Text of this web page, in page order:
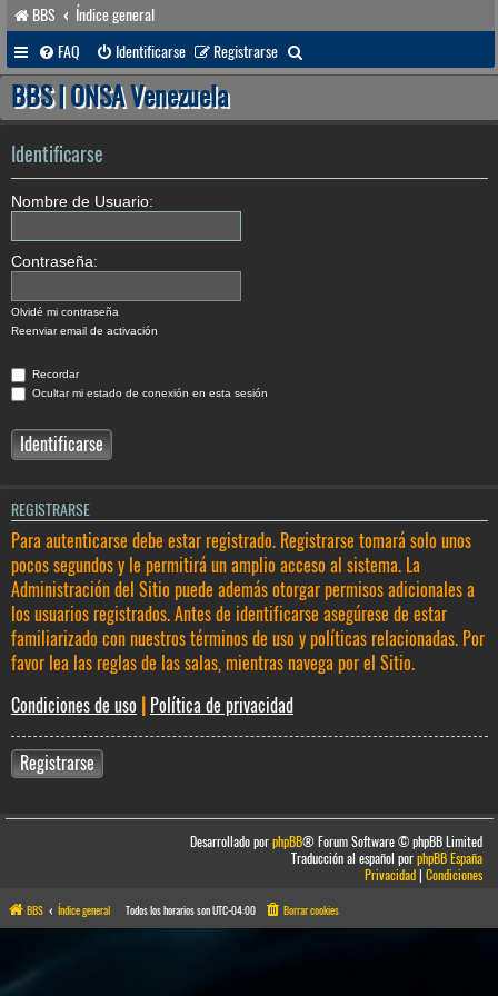
BBS
Índice general
FAQ
Identificarse Registrarse
u
a
BBS | ONSA Venezuela
Identificarse
Nombre de Usuario:
Contraseña:
Olvidé mi contraseña
Reenviar email de activación
Recordar
Ocultar mi estado de conexión en esta sesión
REGISTRARSE
Para autenticarse debe estar registrado. Registrarse tomará solo unos
pocos segundos y le permitirá un amplio acceso al sistema. La
Administración del Sitio puede además otorgar permisos adicionales a
los usuarios registrados. Antes de identificarse asegúrese de estar
familiarizado con nuestros términos de uso y políticas relacionadas. Por
favor lea las reglas de las salas, mientras navega por el Sitio.
Condiciones de uso
Política de privacidad
Registrarse
Desarrollado porphpBB® Forum Software © phpBB Limited
Traducción al español porphpBB España
Privacidad|Condiciones
BBS Índice general Todos los horarios sonUTC-04:00 Borrar cookies